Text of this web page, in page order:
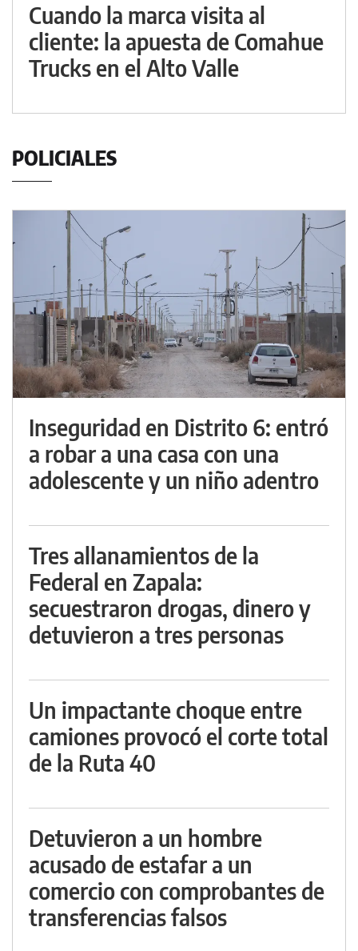
Cuando la marca visita al
cliente: la apuesta de Comahue
Trucks en el Alto Valle
POLICIALES
Inseguridad en Distrito 6: entró
a robar a una casa con una
adolescente y un niño adentro
Tres allanamientos de la
Federal en Zapala:
secuestraron drogas, dinero y
detuvieron a tres personas
Un impactante choque entre
camiones provocó el corte total
de la Ruta 40
Detuvieron a un hombre
acusado de estafar a un
comercio con comprobantes de
transferencias falsos